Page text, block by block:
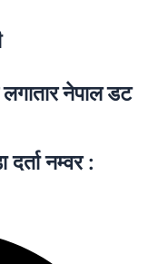
लगातार नेपाल डट
दर्ता नम्वर :